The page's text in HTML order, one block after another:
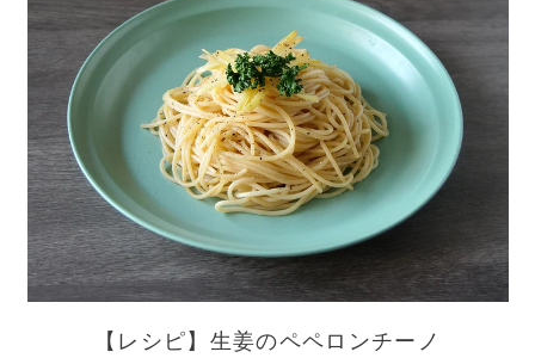
【レシピ】生姜のペペロンチーノ